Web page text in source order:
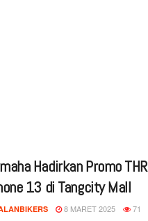
Hadirkan Promo
13 di Tangcity Mall
8 MARET 2025 71